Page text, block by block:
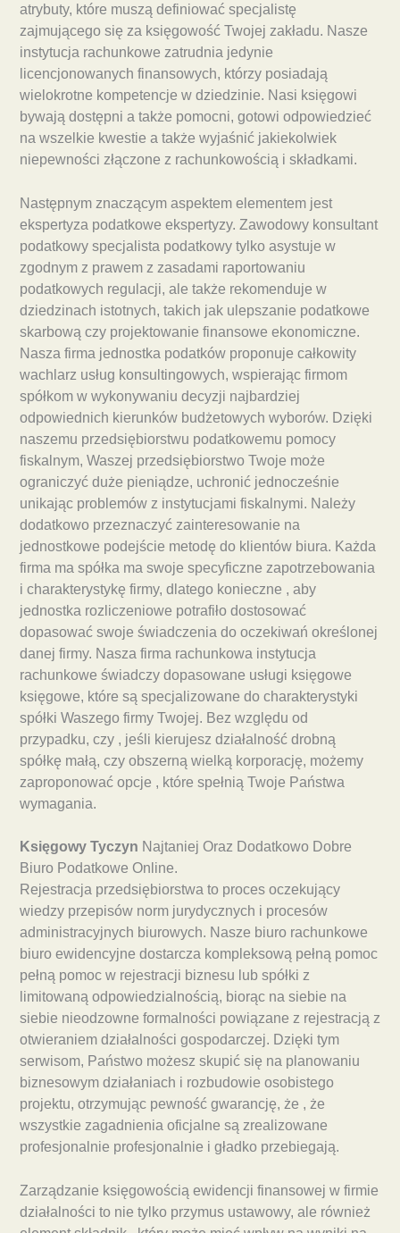
atrybuty, które muszą definiować specjalistę
zajmującego się za księgowość Twojej zakładu. Nasze
instytucja rachunkowe zatrudnia jedynie
licencjonowanych finansowych, którzy posiadają
wielokrotne kompetencje w dziedzinie. Nasi księgowi
bywają dostępni a także pomocni, gotowi odpowiedzieć
na wszelkie kwestie a także wyjaśnić jakiekolwiek
niepewności złączone z rachunkowością i składkami.
Następnym znaczącym aspektem elementem jest
ekspertyza podatkowe ekspertyzy. Zawodowy konsultant
podatkowy specjalista podatkowy tylko asystuje w
zgodnym z prawem z zasadami raportowaniu
podatkowych regulacji, ale także rekomenduje w
dziedzinach istotnych, takich jak ulepszanie podatkowe
skarbową czy projektowanie finansowe ekonomiczne.
Nasza firma jednostka podatków proponuje całkowity
wachlarz usług konsultingowych, wspierając firmom
spółkom w wykonywaniu decyzji najbardziej
odpowiednich kierunków budżetowych wyborów. Dzięki
naszemu przedsiębiorstwu podatkowemu pomocy
fiskalnym, Waszej przedsiębiorstwo Twoje może
ograniczyć duże pieniądze, uchronić jednocześnie
unikając problemów z instytucjami fiskalnymi. Należy
dodatkowo przeznaczyć zainteresowanie na
jednostkowe podejście metodę do klientów biura. Każda
firma ma spółka ma swoje specyficzne zapotrzebowania
i charakterystykę firmy, dlatego konieczne , aby
jednostka rozliczeniowe potrafiło dostosować
dopasować swoje świadczenia do oczekiwań określonej
danej firmy. Nasza firma rachunkowa instytucja
rachunkowe świadczy dopasowane usługi księgowe
księgowe, które są specjalizowane do charakterystyki
spółki Waszego firmy Twojej. Bez względu od
przypadku, czy , jeśli kierujesz działalność drobną
spółkę małą, czy obszerną wielką korporację, możemy
zaproponować opcje , które spełnią Twoje Państwa
wymagania.
Księgowy Tyczyn Najtaniej Oraz Dodatkowo Dobre
Biuro Podatkowe Online.
Rejestracja przedsiębiorstwa to proces oczekujący
wiedzy przepisów norm jurydycznych i procesów
administracyjnych biurowych. Nasze biuro rachunkowe
biuro ewidencyjne dostarcza kompleksową pełną pomoc
pełną pomoc w rejestracji biznesu lub spółki z
limitowaną odpowiedzialnością, biorąc na siebie na
siebie nieodzowne formalności powiązane z rejestracją z
otwieraniem działalności gospodarczej. Dzięki tym
serwisom, Państwo możesz skupić się na planowaniu
biznesowym działaniach i rozbudowie osobistego
projektu, otrzymując pewność gwarancję, że , że
wszystkie zagadnienia oficjalne są zrealizowane
profesjonalnie profesjonalnie i gładko przebiegają.
Zarządzanie księgowością ewidencji finansowej w firmie
działalności to nie tylko przymus ustawowy, ale również